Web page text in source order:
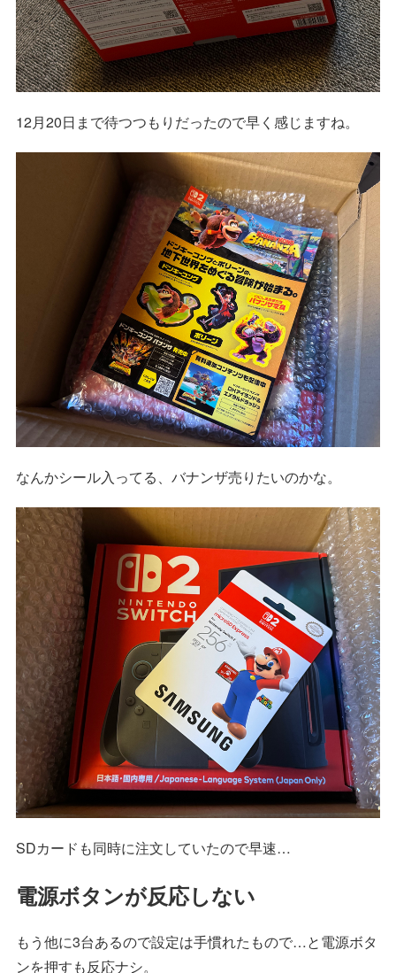
12月20日まで待つつもりだったので早く感じますね。
なんかシール入ってる、バナンザ売りたいのかな。
SDカードも同時に注文していたので早速…
電源ボタンが反応しない
もう他に3台あるので設定は手慣れたもので…と電源ボタ
ンを押すも反応ナシ。